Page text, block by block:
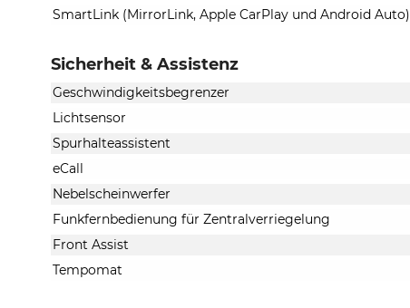
SmartLink (MirrorLink, Apple CarPlay und Android Auto)
Sicherheit & Assistenz
Geschwindigkeitsbegrenzer
Lichtsensor
Spurhalteassistent
eCall
Nebelscheinwerfer
Funkfernbedienung für Zentralverriegelung
Front Assist
Tempomat